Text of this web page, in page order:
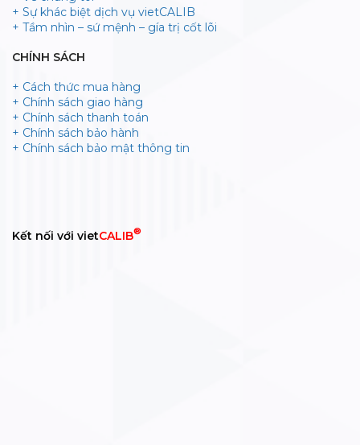
+ Sự khác biệt dịch vụ vietCALIB
+ Tầm nhìn – sứ mệnh – gía trị cốt lõi
CHÍNH SÁCH
+ Cách thức mua hàng
+ Chính sách giao hàng
+ Chính sách thanh toán
+ Chính sách bảo hành
+ Chính sách bảo mật thông tin
Kết nối với vietCALIB®